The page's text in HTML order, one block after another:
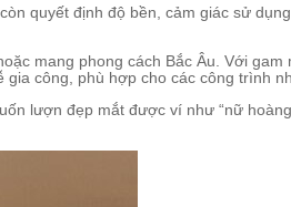
quyết định độ bền, cảm giác sử
mang phong cách Bắc Âu. Với
công, phù hợp cho các công trình
lượn đẹp mắt được ví như “nữ